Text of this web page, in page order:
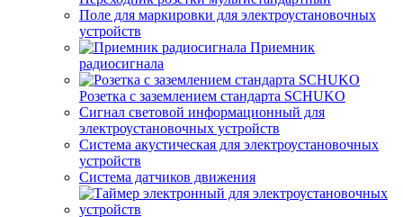
Поле для маркировки для электроустановочных
устройств
Приемник
радиосигнала
Розетка с заземлением стандарта SCHUKO
Сигнал световой информационный для
электроустановочных устройств
Система акустическая для электроустановочных
устройств
Система датчиков движения